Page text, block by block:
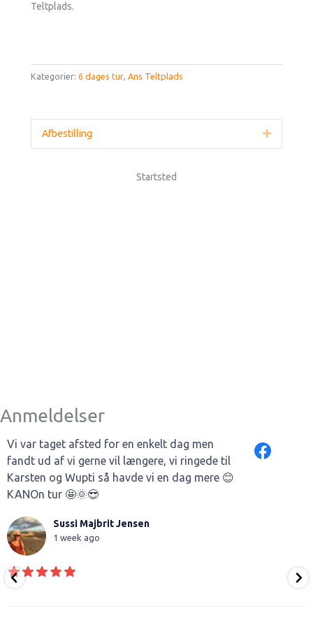
Teltplads.
Kategorier: 6 dages tur, Ans Teltplads
Afbestilling Udvid
Startsted
Anmeldelser
Vi var taget afsted for en enkelt dag men
fandt ud af vi gerne vil længere, vi ringede til
Karsten og Wupti så havde vi en dag mere 😊
KANOn tur 🤩🌞😎
Sussi Majbrit Jensen
1 week ago